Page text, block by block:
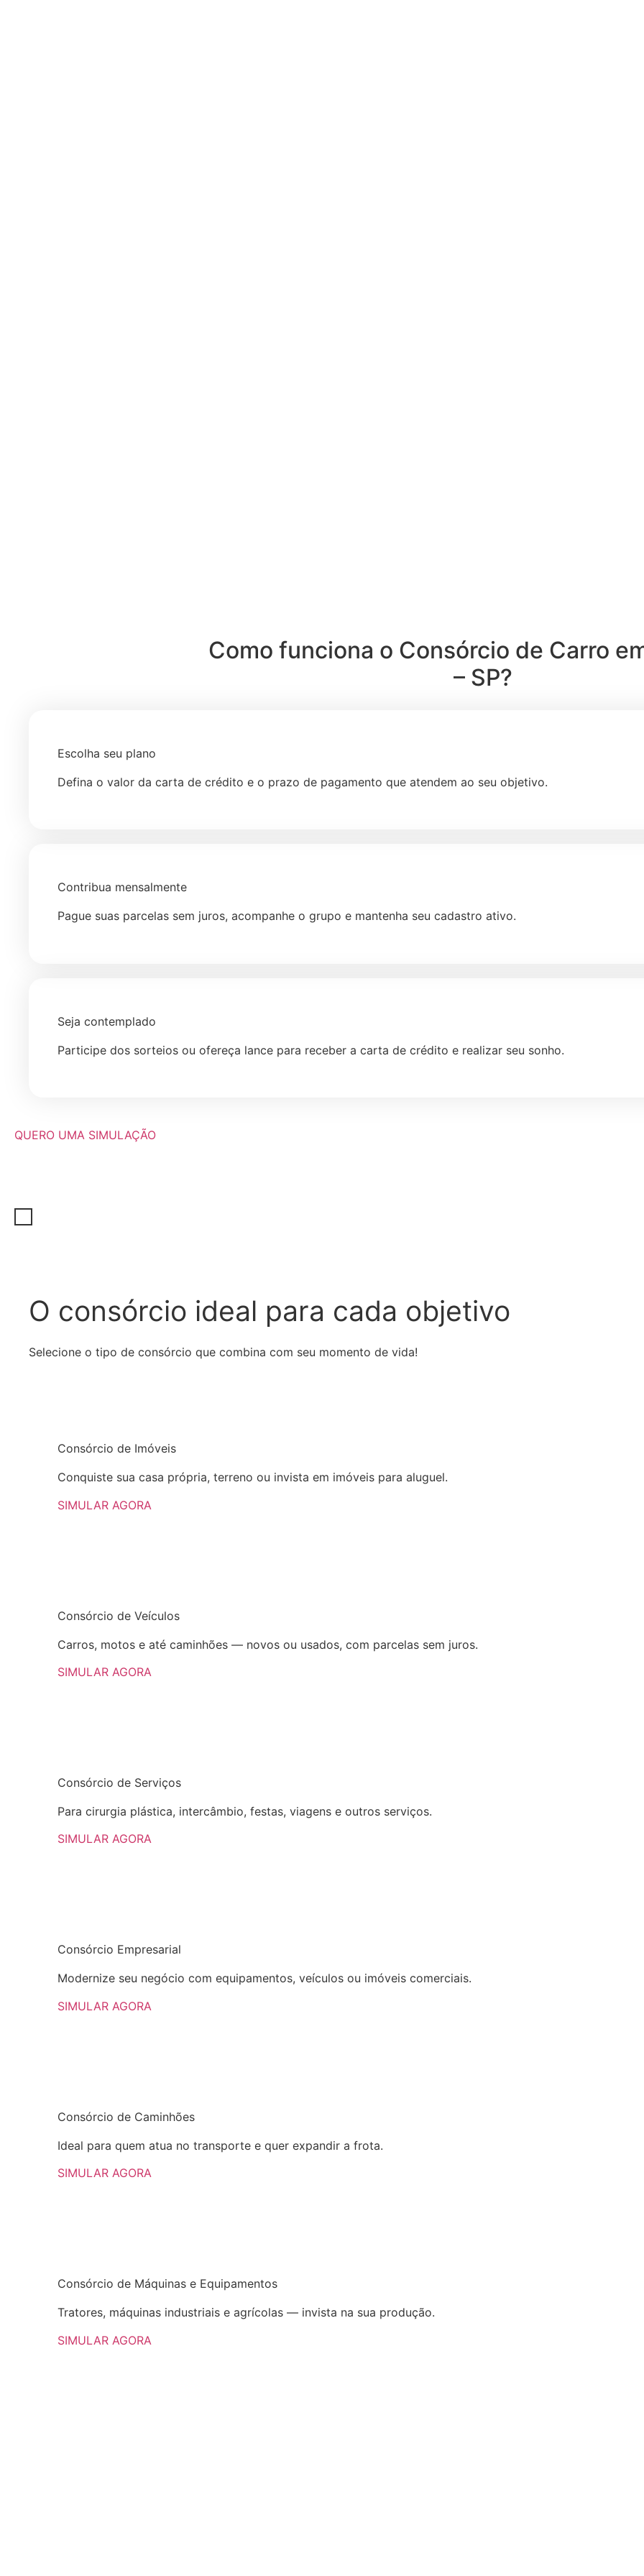
Como funciona o Consórcio de Carro
– SP?
Escolha seu plano
Defina o valor da carta de crédito e o prazo de pagamento que atendem ao seu objetivo.
Contribua mensalmente
Pague suas parcelas sem juros, acompanhe o grupo e mantenha seu cadastro ativo.
Seja contemplado
Participe dos sorteios ou ofereça lance para receber a carta de crédito e realizar seu sonho.
QUERO UMA SIMULAÇÃO
O consórcio ideal para cada objetivo
Selecione o tipo de consórcio que combina com seu momento de vida!
Consórcio de Imóveis
Conquiste sua casa própria, terreno ou invista em imóveis para aluguel.
SIMULAR AGORA​
Consórcio de Veículos
Carros, motos e até caminhões — novos ou usados, com parcelas sem juros.
SIMULAR AGORA
Consórcio de Serviços
Para cirurgia plástica, intercâmbio, festas, viagens e outros serviços.
SIMULAR AGORA
Consórcio Empresarial
Modernize seu negócio com equipamentos, veículos ou imóveis comerciais.
SIMULAR AGORA
Consórcio de Caminhões
Ideal para quem atua no transporte e quer expandir a frota.
SIMULAR AGORA
Consórcio de Máquinas e Equipamentos
Tratores, máquinas industriais e agrícolas — invista na sua produção.
SIMULAR AGORA